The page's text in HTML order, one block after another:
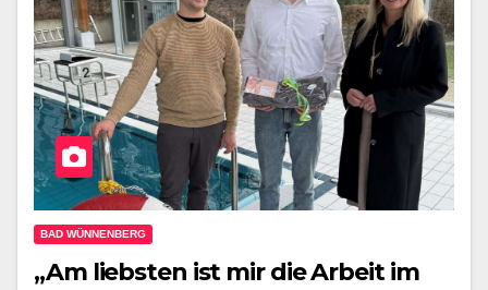
BAD WÜNNENBERG
„Am liebsten ist mir die Arbeit im